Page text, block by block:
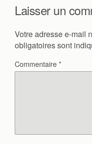
Laisser un
Votre adresse e-mail
obligatoires sont
Commentaire*